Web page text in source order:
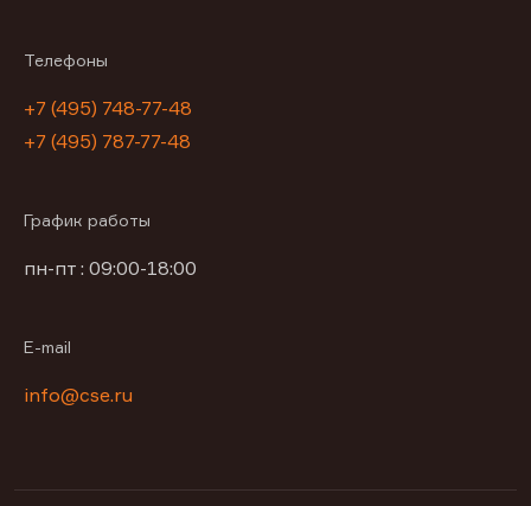
Телефоны
+7 (495) 748-77-48
+7 (495) 787-77-48
График работы
пн-пт : 09:00-18:00
E-mail
info@cse.ru